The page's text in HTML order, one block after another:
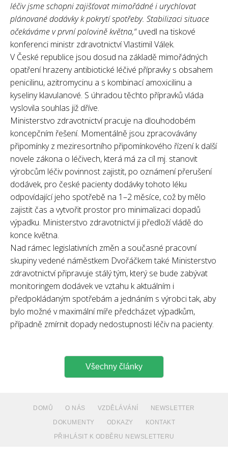
léčiv jsme schopni zajišťovat mimořádné i urychlovat
plánované dodávky k pokrytí spotřeby. Stabilizaci situace
očekáváme v první polovině května,“uvedl na tiskové
konferenci ministr zdravotnictví Vlastimil Válek.
V České republice jsou dosud na základě mimořádných
opatření hrazeny antibiotické léčivé přípravky s obsahem
penicilinu, azitromycinu a s kombinací amoxicilinu a
kyseliny klavulanové. S úhradou těchto přípravků vláda
vyslovila souhlas již dříve.
Ministerstvo zdravotnictví pracuje na dlouhodobém
koncepčním řešení. Momentálně jsou zpracovávány
připomínky z meziresortního připomínkového řízení k další
novele zákona o léčivech, která má za cíl mj. stanovit
výrobcům léčiv povinnost zajistit, po oznámení přerušení
dodávek, pro české pacienty dodávky tohoto léku
odpovídající jeho spotřebě na 1–2 měsíce, což by mělo
zajistit čas a vytvořit prostor pro minimalizaci dopadů
výpadku. Ministerstvo zdravotnictví ji předloží vládě do
konce května.
Nad rámec legislativních změn a současné pracovní
skupiny vedené náměstkem Dvořáčkem také Ministerstvo
zdravotnictví připravuje stálý tým, který se bude zabývat
monitoringem dodávek ve vztahu k aktuálním i
předpokládaným spotřebám a jednáním s výrobci tak, aby
bylo možné v maximální míře předcházet výpadkům,
případně zmírnit dopady nedostupnosti léčiv na pacienty.
Všechny články
DOMŮ O NÁS VZDĚLÁVÁNÍ
NEWSLETTER
DOKUMENTY
ODKAZY
KONTAKT
PŘIHLÁSIT K ODBĚRU NEWSLETTERU